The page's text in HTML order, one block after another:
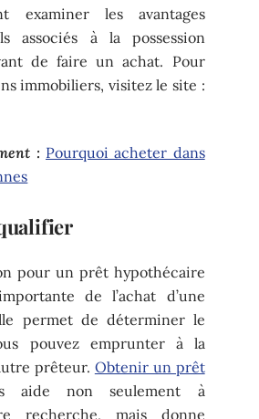
examiner les avantages
associés à la possession
de faire un achat. Pour
immobiliers, visitez le site :
: Pourquoi acheter dans
pour un prêt hypothécaire
de l’achat d’une
permet de déterminer le
pouvez emprunter à la
prêteur. Obtenir un prêt
aide non seulement à
recherche, mais donne